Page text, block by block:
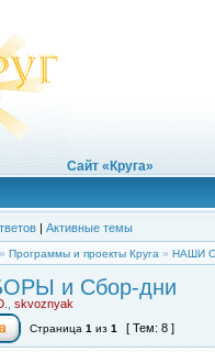
Сайт «Круга»
| Активные темы
» Программы и проекты Круга » НАШИ
и Сбор-дни
skvoznyak
Страница 1 из 1 [ Тем: 8 ]